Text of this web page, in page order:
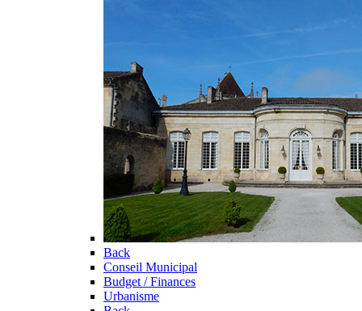
Back
Conseil Municipal
Budget / Finances
Urbanisme